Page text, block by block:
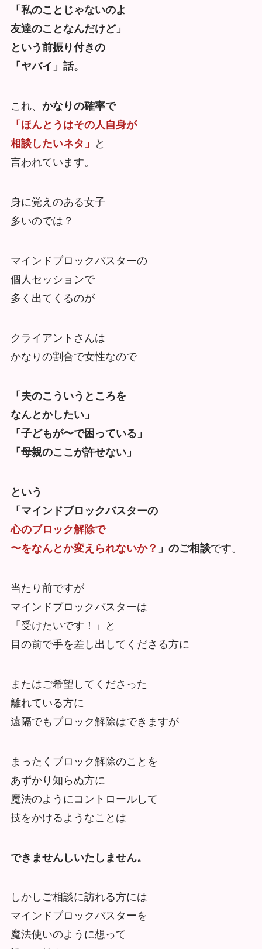
「私のことじゃないのよ
友達のことなんだけど」
という前振り付きの
「ヤバイ」話。
これ、 かなりの確率で
「ほんとうはその人自身が
相談したいネタ」
と
言われています。
身に覚えのある女子
多いのでは？
マインドブロックバスターの
個人セッションで
多く出てくるのが
クライアントさんは
かなりの割合で女性なので
「夫のこういうところを
なんとかしたい」
「子どもが〜で困っている」
「母親のここが許せない」
という
「マインドブロックバスターの
心のブロック解除で
〜をなんとか変えられないか？ 」のご相談です。
当たり前ですが
マインドブロックバスターは
「受けたいです！」と
目の前で手を差し出してくださる方に
またはご希望してくださった
離れている方に
遠隔でもブロック解除はできますが
まったくブロック解除のことを
あずかり知らぬ方に
魔法のようにコントロールして
技をかけるようなことは
できませんしいたしません。
しかしご相談に訪れる方には
マインドブロックバスターを
魔法使いのように想って